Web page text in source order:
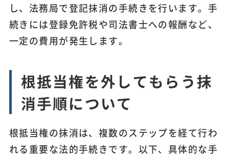
し、法務局で登記抹消の手続きを行います。手
続きには登録免許税や司法書士への報酬など、
一定の費用が発生します。
根抵当権を外してもらう抹
消手順について
根抵当権の抹消は、複数のステップを経て行わ
れる重要な法的手続きです。以下、具体的な手